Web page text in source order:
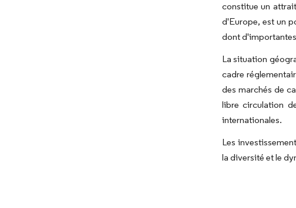
constitue un
d'Europe, est un
dont
La situation
cadre
des marchés de
libre circulation
internationales.
Les
la diversité et le